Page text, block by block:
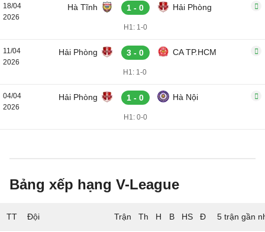
18/04
2026
Hà Tĩnh 1 - 0 Hải Phòng
H1: 1-0
11/04
2026
Hải Phòng 3 - 0 CA TP.HCM
H1: 1-0
04/04
2026
Hải Phòng 1 - 0 Hà Nội
H1: 0-0
Bảng xếp hạng V-League
TT Đội 5 trận gần